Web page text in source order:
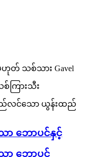
ာ ဘောပင်နှင့်
ာ ဘောပင်